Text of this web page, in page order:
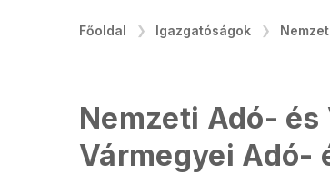
Főoldal Igazgatóságok
Nemzeti Adó-
Vármegyei Adó-